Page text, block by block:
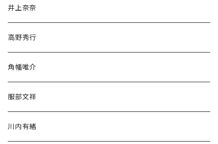
文学・小説・物語
随筆・ノンフィクション・その他
井上奈奈
高野秀行
角幡唯介
服部文祥
川内有緒